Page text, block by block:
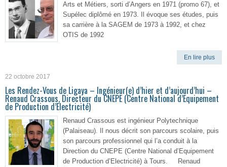
Arts et Métiers, sorti d’Angers en 1971 (promo 67), et
Supélec diplômé en 1973. Il évoque ses études, puis
sa carrière à la SAGEM de 1973 à 1992, et chez
OTIS de 1992
En lire plus
22 octobre 2017
Les Rendez-Vous de Ligaya – Ingénieur(e) d’hier et d’aujourd’hui –
Renaud Crassous, Directeur du CNEPE (Centre National d’Equipement
de Production d’Electricité)
Renaud Crassous est ingénieur Polytechnique
(Palaiseau). Il nous décrit son parcours scolaire, puis
son parcours professionnel qui l’a conduit à la
Direction du CNEPE (Centre National d’Equipement
de Production d’Electricité) à Tours. Renaud